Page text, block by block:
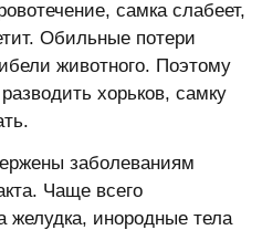
самка слабеет,
Обильные потери
животного. Поэтому
хорьков, самку
заболеваниям
Чаще всего
желудка, инородные тела